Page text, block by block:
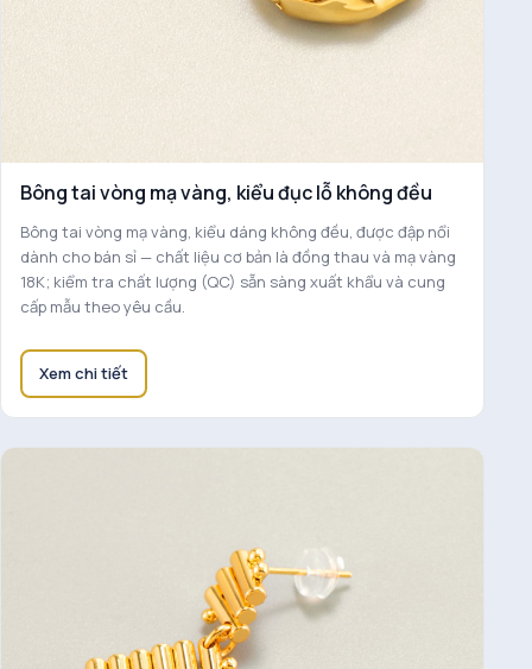
Bông tai vòng mạ vàng, kiểu đục lỗ không đều
Bông tai vòng mạ vàng, kiểu dáng không đều, được đập nổi
dành cho bán sỉ — chất liệu cơ bản là đồng thau và mạ vàng
18K; kiểm tra chất lượng (QC) sẵn sàng xuất khẩu và cung
cấp mẫu theo yêu cầu.
Xem chi tiết